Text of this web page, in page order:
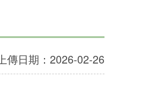
上傳日期：2026-02-26